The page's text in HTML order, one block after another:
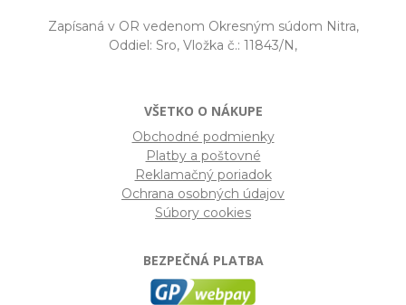
Zapísaná v OR vedenom Okresným súdom Nitra,
Oddiel: Sro, Vložka č.: 11843/N,
VŠETKO O NÁKUPE
Obchodné podmienky
Platby a poštovné
Reklamačný poriadok
Ochrana osobných údajov
Súbory cookies
BEZPEČNÁ PLATBA